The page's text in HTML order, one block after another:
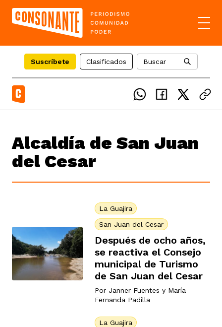
Suscríbete Clasificados Buscar
Alcaldía de San Juan
del Cesar
La Guajira
San Juan del Cesar
Después de ocho años,
se reactiva el Consejo
municipal de Turismo
de San Juan del Cesar
Por Janner Fuentes y María
Fernanda Padilla
La Guajira
país
del Caguán
del Cesar
de Atrato
armado
país